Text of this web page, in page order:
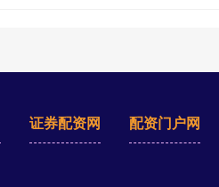
证券配资网 配资门户网